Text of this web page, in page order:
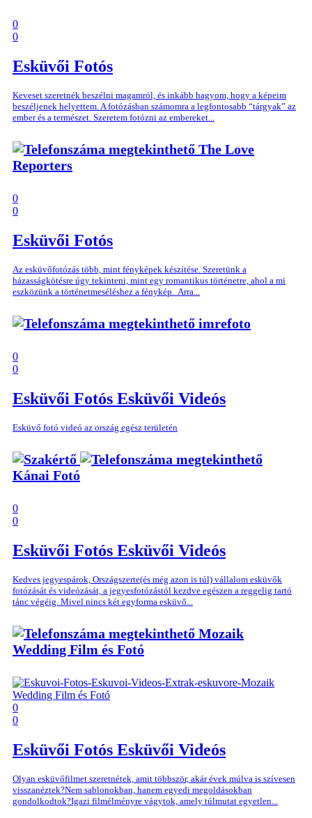
0
0
Esküvői Fotós
Keveset szeretnék beszélni magamról, és inkább hagyom, hogy a képeim
beszéljenek helyettem. A fotózásban számomra a legfontosabb “tárgyak” az
ember és a természet. Szeretem fotózni az embereket...
The Love
Reporters
0
0
Esküvői Fotós
Az esküvőfotózás több, mint fényképek készítése. Szeretünk a
házasságkötésre úgy tekinteni, mint egy romantikus történetre, ahol a mi
eszközünk a történetmeséléshez a fénykép. Arra...
imrefoto
0
0
Esküvői Fotós Esküvői Videós
Esküvő fotó videó az ország egész területén
Kánai Fotó
0
0
Esküvői Fotós Esküvői Videós
Kedves jegyespárok, Országszerte(és még azon is túl) vállalom esküvők
fotózását és videózását, a jegyesfotózástól kezdve egészen a reggelig tartó
tánc végéig. Mivel nincs két egyforma esküvő...
Mozaik
Wedding Film és Fotó
0
0
Esküvői Fotós Esküvői Videós
Olyan esküvőfilmet szeretnétek, amit többször, akár évek múlva is szívesen
visszanéztek?Nem sablonokban, hanem egyedi megoldásokban
gondolkodtok?Igazi filmélményre vágytok, amely túlmutat egyetlen...